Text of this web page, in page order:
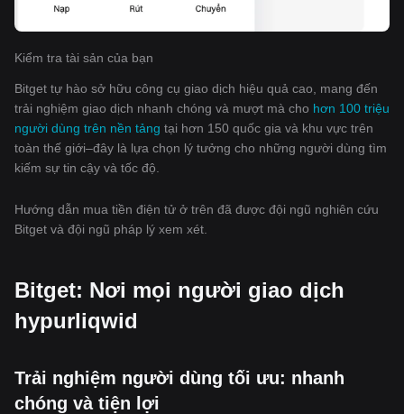
Kiểm tra tài sản của bạn
Bitget tự hào sở hữu công cụ giao dịch hiệu quả cao, mang đến
trải nghiệm giao dịch nhanh chóng và mượt mà cho hơn 100 triệu
người dùng trên nền tảng tại hơn 150 quốc gia và khu vực trên
toàn thế giới–đây là lựa chọn lý tưởng cho những người dùng tìm
kiếm sự tin cậy và tốc độ.
Hướng dẫn mua tiền điện tử ở trên đã được đội ngũ nghiên cứu
Bitget và đội ngũ pháp lý xem xét.
Bitget: Nơi mọi người giao dịch
hypurliqwid
Trải nghiệm người dùng tối ưu: nhanh
chóng và tiện lợi